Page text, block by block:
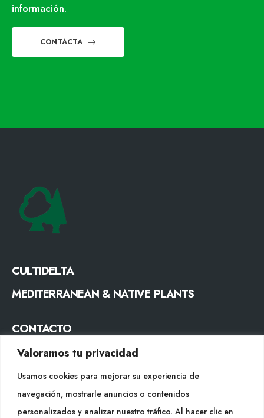
Valoramos tu privacidad
Usamos cookies para mejorar su experiencia de
navegación, mostrarle anuncios o contenidos
personalizados y analizar nuestro tráfico. Al hacer clic en
información.
CONTACTA
CULTIDELTA
MEDITERRANEAN & NATIVE PLANTS
CONTACTO
Tel. +34 977053013
SÍGUENOS